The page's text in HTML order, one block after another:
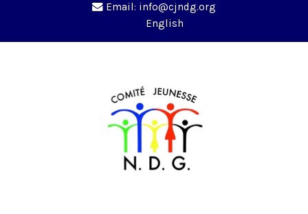
Email: info@cjndg.org
English